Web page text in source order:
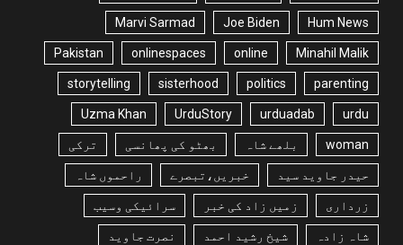
Hum News
Joe Biden
Marvi Sarmad
Minahil Malik
online
onlinespaces
Pakistan
parenting
politics
sisterhood
storytelling
urdu
urduadab
UrduStory
Uzma Khan
woman بلھے شاہ بھٹو کی پھانسی ترکی
حیدر جاوید سید خبریں،تبصرے راحموں شاہ
زرداری زمیں زاد کی خبر سرائیکی وسیب
شاہ زادہ شیخ رشید احمد نصرت جاوید